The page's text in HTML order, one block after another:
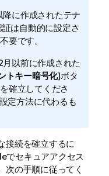
に作成されたテナ
証は自動的に設定さ
要です。
以前に作成された
トキー暗号化]ボタ
確立してくださ
定方法に代わるも
接続を確立するに
でセキュアアクセス
次の手順に従ってく